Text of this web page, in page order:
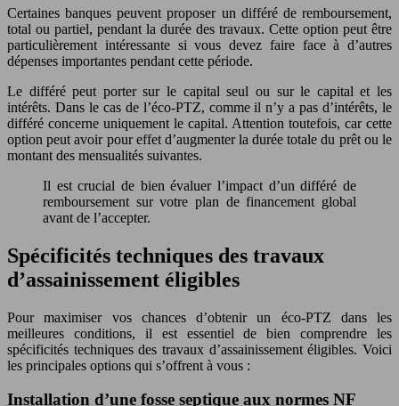
Certaines banques peuvent proposer un différé de remboursement,
total ou partiel, pendant la durée des travaux. Cette option peut être
particulièrement intéressante si vous devez faire face à d’autres
dépenses importantes pendant cette période.
Le différé peut porter sur le capital seul ou sur le capital et les
intérêts. Dans le cas de l’éco-PTZ, comme il n’y a pas d’intérêts, le
différé concerne uniquement le capital. Attention toutefois, car cette
option peut avoir pour effet d’augmenter la durée totale du prêt ou le
montant des mensualités suivantes.
Il est crucial de bien évaluer l’impact d’un différé de
remboursement sur votre plan de financement global
avant de l’accepter.
Spécificités techniques des travaux
d’assainissement éligibles
Pour maximiser vos chances d’obtenir un éco-PTZ dans les
meilleures conditions, il est essentiel de bien comprendre les
spécificités techniques des travaux d’assainissement éligibles. Voici
les principales options qui s’offrent à vous :
Installation d’une fosse septique aux normes NF